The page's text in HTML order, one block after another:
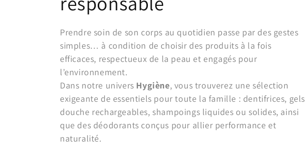
l
l
e
c
t
Prendre soin de son corps au quotidien passe par des gestes
simples… à condition de choisir des produits à la fois
efficaces, respectueux de la peau et engagés pour
l’environnement.
Dans notre univers Hygiène, vous trouverez une sélection
exigeante de essentiels pour toute la famille : dentifrices, gels
douche rechargeables, shampoings liquides ou solides, ainsi
que des déodorants conçus pour allier performance et
naturalité.